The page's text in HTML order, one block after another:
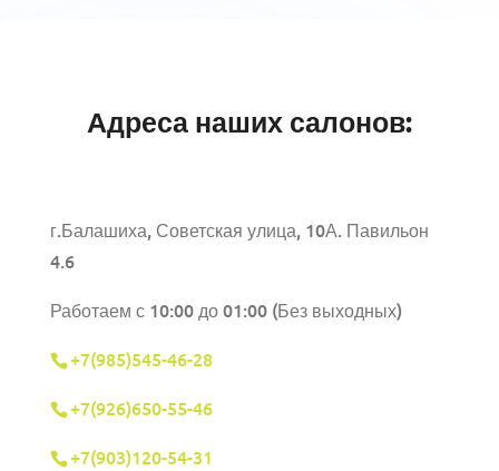
Адреса наших салонов:
г.Балашиха, Советская улица, 10А. Павильон
4.6
Работаем с 10:00 до 01:00 (Без выходных)
+7(985)545-46-28
+7(926)650-55-46
+7(903)120-54-31